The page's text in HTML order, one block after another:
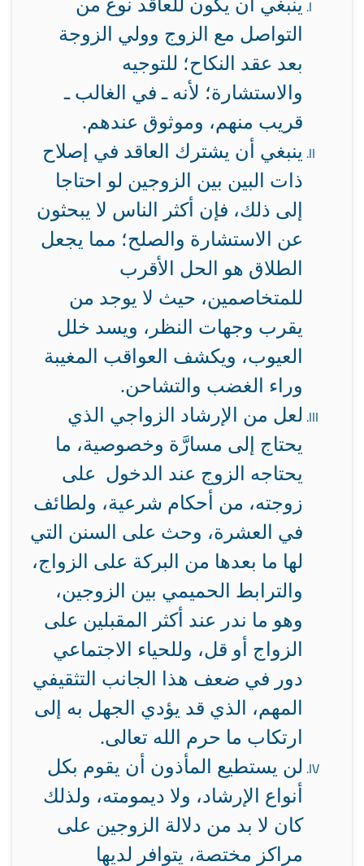
ينبغي أن يكون للعاقد نوع من
التواصل مع الزوج وولي الزوجة
بعد عقد النكاح؛ للتوجيه
والاستشارة؛ لأنه ـ في الغالب ـ
قريب منهم، وموثوق عندهم.
ينبغي أن يشترك العاقد في إصلاح
ذات البين بين الزوجين لو احتاجا
إلى ذلك، فإن أكثر الناس لا يبحثون
عن الاستشارة والصلح؛ مما يجعل
الطلاق هو الحل الأقرب
للمتخاصمين، حيث لا يوجد من
يقرب وجهات النظر، ويسد خلل
العيوب، ويكشف العواقب المغيبة
وراء الغضب والتشاحن.
لعل من الإرشاد الزواجي الذي
يحتاج إلى مسارَّة وخصوصية، ما
يحتاجه الزوج عند الدخول على
زوجته، من أحكام شرعية، ولطائف
في العشرة، وحث على السنن التي
لها ما بعدها من البركة على الزواج،
والترابط الحميمي بين الزوجين،
وهو ما ندر عند أكثر المقبلين على
الزواج أو قل، وللحياء الاجتماعي
دور في ضعف هذا الجانب التثقيفي
المهم، الذي قد يؤدي الجهل به إلى
ارتكاب ما حرم الله تعالى.
لن يستطيع المأذون أن يقوم بكل
أنواع الإرشاد، ولا ديمومته، ولذلك
كان لا بد من دلالة الزوجين على
مراكز مختصة، يتوافر لديها